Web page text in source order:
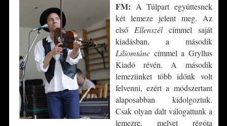
FM: A Túlpart együttesnek
két lemeze jelent meg. Az
első Ellenszélcímmel saját
kiadásban, a második
Liliomtánc címmel a Gryllus
Kiadó révén. A második
lemezünket több időnk volt
felvenni, ezért a módszertant
alaposabban kidolgoztuk.
Csak olyan dalt válogattunk a
lemezre, melyet régóta